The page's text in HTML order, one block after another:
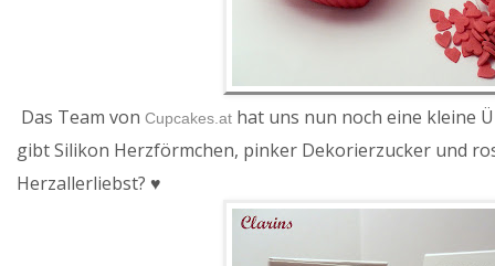
Das Team von Cupcakes.at hat uns nun noch eine kleine
gibt Silikon Herzförmchen, pinker Dekorierzucker und
Herzallerliebst? ♥